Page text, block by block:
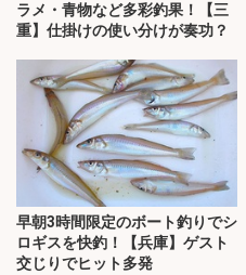
ラメ・青物など多彩釣果！【三
重】仕掛けの使い分けが奏功？
早朝3時間限定のボート釣りでシ
ロギスを快釣！【兵庫】ゲスト
交じりでヒット多発